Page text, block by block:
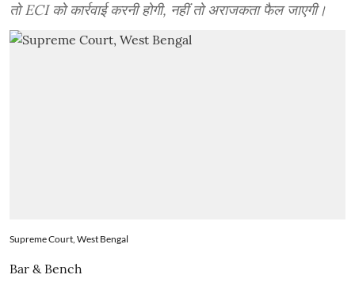
तो ECI को कार्रवाई करनी होगी, नहीं तो अराजकता फैल जाएगी।
Supreme Court, West Bengal
Bar & Bench